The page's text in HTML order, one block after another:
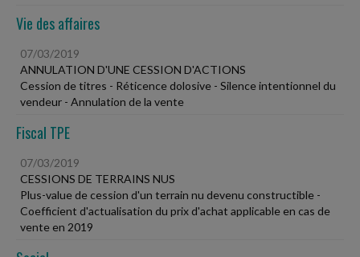
Vie des affaires
07/03/2019
ANNULATION D'UNE CESSION D'ACTIONS
Cession de titres - Réticence dolosive - Silence intentionnel du
vendeur - Annulation de la vente
Fiscal TPE
07/03/2019
CESSIONS DE TERRAINS NUS
Plus-value de cession d'un terrain nu devenu constructible -
Coefficient d'actualisation du prix d'achat applicable en cas de
vente en 2019